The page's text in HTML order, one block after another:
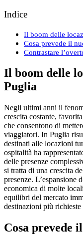
Indice
Il boom delle
Cosa prevede il
Contrastare
Il boom delle
Puglia
Negli ultimi anni il
crescita costante,
che consentono di
viaggiatori. In Puglia
destinati alle locazioni
ospitalità ha
delle presenze
si tratta di una crescita
presenze. L’espansione
economica di molte
equilibri del mercato
destinazioni più
Cosa prevede